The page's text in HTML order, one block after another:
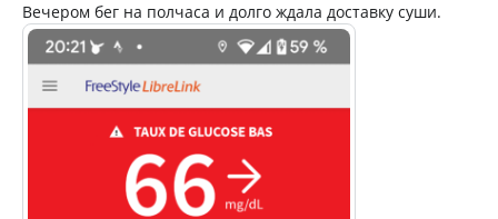
Вечером бег на полчаса и долго ждала доставку суши.